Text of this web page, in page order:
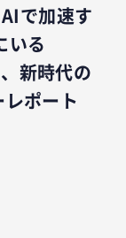
で加速す
いる
新時代の
ポート